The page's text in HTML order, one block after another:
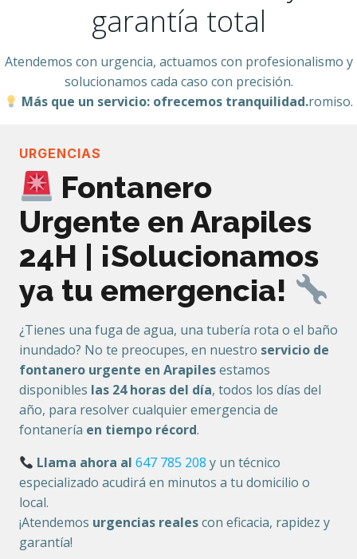
garantía total
Atendemos con urgencia, actuamos con profesionalismo y
solucionamos cada caso con precisión.
Más que un servicio: ofrecemos tranquilidad.romiso.
URGENCIAS
Fontanero
Urgente en Arapiles
24H | ¡Solucionamos
ya tu emergencia!
¿Tienes una fuga de agua, una tubería rota o el baño
inundado? No te preocupes, en nuestro servicio de
fontanero urgente en Arapilesestamos
disponibles las 24 horas del día, todos los días del
año, para resolver cualquier emergencia de
fontanería en tiempo récord.
Llama ahora al647 785 208 y un técnico
especializado acudirá en minutos a tu domicilio o
local.
¡Atendemos urgencias realescon eficacia, rapidez y
garantía!